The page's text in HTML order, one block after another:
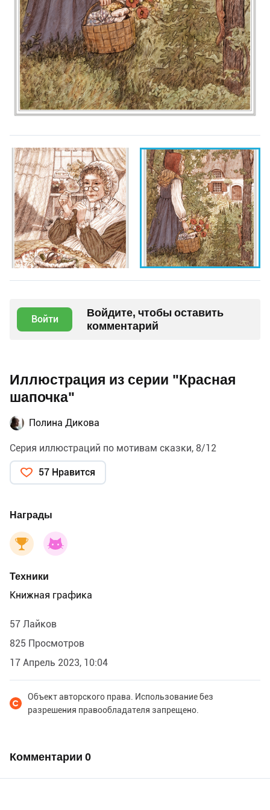
Войти
Войдите, чтобы оставить
комментарий
Иллюстрация из серии "Красная
шапочка"
Полина Дикова
Серия иллюстраций по мотивам сказки, 8/12
57 Нравится
Награды
Техники
Книжная графика
57 Лайков
825 Просмотров
17 Апрель 2023, 10:04
Объект авторского права. Использование без
разрешения правообладателя запрещено.
Комментарии 0